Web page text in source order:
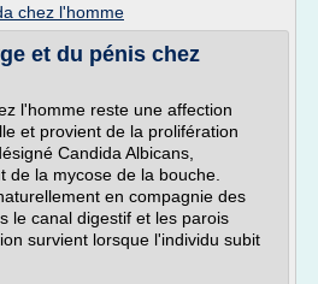
chez l'homme
et du pénis chez
l'homme reste une affection
et provient de la prolifération
Candida Albicans,
de la mycose de la bouche.
en compagnie des
le canal digestif et les parois
survient lorsque l'individu subit